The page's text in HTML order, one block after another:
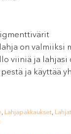
on valmiiksi
viiniä ja lahjasi
ja käyttää
Lahjapakkaukset Lahjat